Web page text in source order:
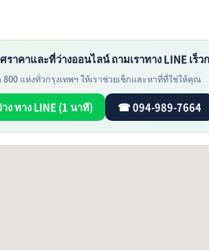
าคาและที่ว่างออนไลน์ ถามเราทาง LINE เร็
แห่งทั่วกรุงเทพฯ ให้เราช่วยเช็กและหาที่ที่ใช่ให้คุณ
ง ทาง LINE (1 นาที) ☎ 094-989-7664